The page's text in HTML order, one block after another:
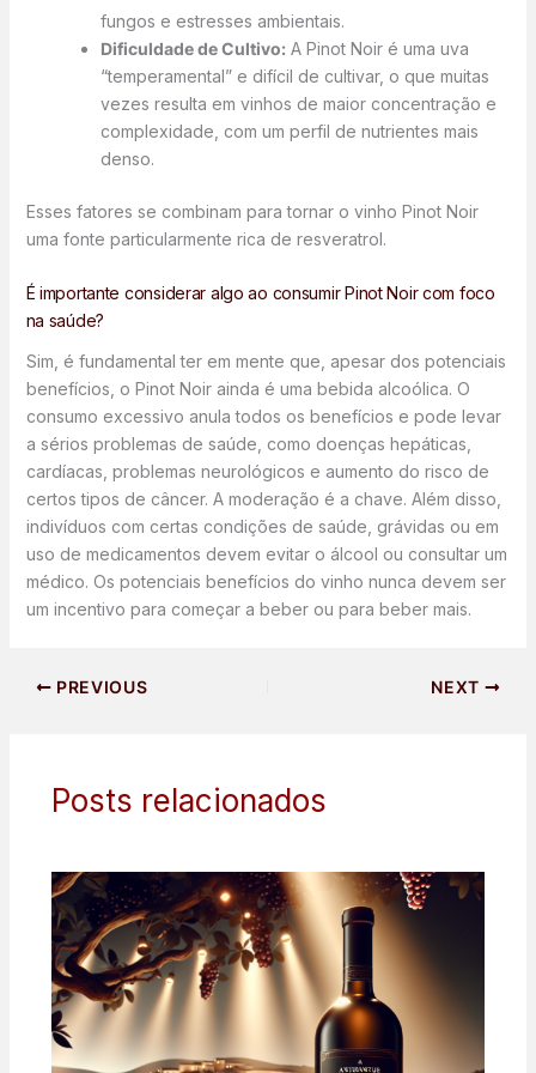
fungos e estresses ambientais.
Dificuldade de Cultivo:A Pinot Noir é uma uva
“temperamental” e difícil de cultivar, o que muitas
vezes resulta em vinhos de maior concentração e
complexidade, com um perfil de nutrientes mais
denso.
Esses fatores se combinam para tornar o vinho Pinot Noir
uma fonte particularmente rica de resveratrol.
É importante considerar algo ao consumir Pinot Noir com foco
na saúde?
Sim, é fundamental ter em mente que, apesar dos potenciais
benefícios, o Pinot Noir ainda é uma bebida alcoólica. O
consumo excessivo anula todos os benefícios e pode levar
a sérios problemas de saúde, como doenças hepáticas,
cardíacas, problemas neurológicos e aumento do risco de
certos tipos de câncer. A moderação é a chave. Além disso,
indivíduos com certas condições de saúde, grávidas ou em
uso de medicamentos devem evitar o álcool ou consultar um
médico. Os potenciais benefícios do vinho nunca devem ser
um incentivo para começar a beber ou para beber mais.
PREVIOUS NEXT
Posts relacionados